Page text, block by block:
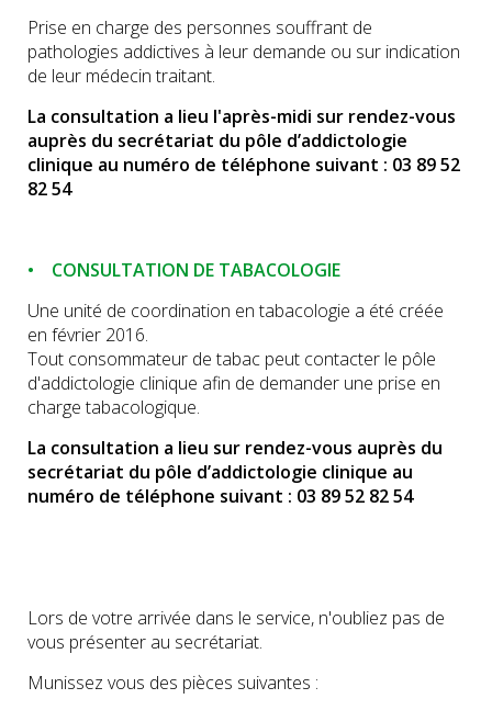
Prise en charge des personnes souffrant de
pathologies addictives à leur demande ou sur indication
de leur médecin traitant.
La consultation a lieu l'après-midi sur rendez-vous
auprès du secrétariat du pôle d’addictologie
clinique au numéro de téléphone suivant : 03 89 52
82 54
• CONSULTATION DE TABACOLOGIE
Une unité de coordination en tabacologie a été créée
en février 2016.
Tout consommateur de tabac peut contacter le pôle
d'addictologie clinique afin de demander une prise en
charge tabacologique.
La consultation a lieu sur rendez-vous auprès du
secrétariat du pôle d’addictologie clinique au
numéro de téléphone suivant : 03 89 52 82 54
Lors de votre arrivée dans le service, n'oubliez pas de
vous présenter au secrétariat.
Munissez vous des pièces suivantes :